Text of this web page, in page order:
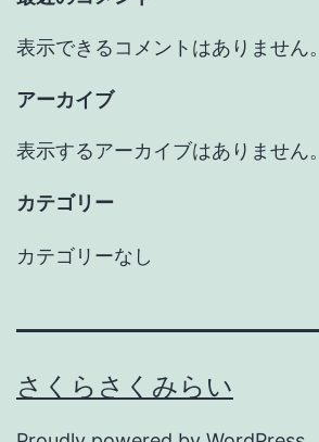
表示できるコメントはありません。
アーカイブ
表示するアーカイブはありません。
カテゴリー
カテゴリーなし
さくらさくみらい